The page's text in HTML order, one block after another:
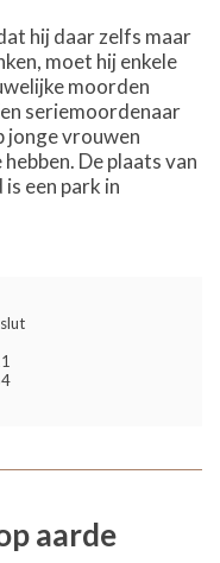
hij daar zelfs maar
moet hij enkele
moorden
seriemoordenaar
jonge vrouwen
De plaats van
een park in
aarde